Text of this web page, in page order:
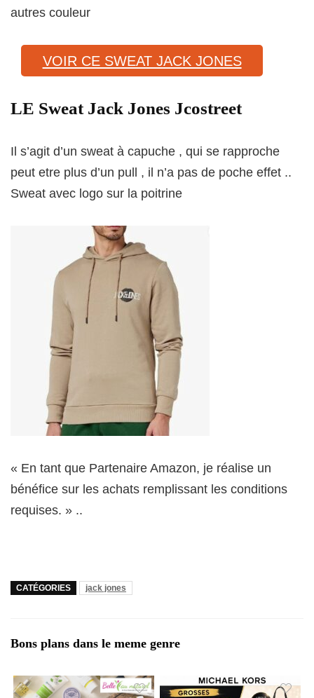
autres couleur
VOIR CE SWEAT JACK JONES
LE Sweat Jack Jones Jcostreet
Il s’agit d’un sweat à capuche , qui se rapproche
peut etre plus d’un pull , il n’a pas de poche effet ..
Sweat avec logo sur la poitrine
« En tant que Partenaire Amazon, je réalise un
bénéfice sur les achats remplissant les conditions
requises. » ..
CATÉGORIES jack jones
Bons plans dans le meme genre